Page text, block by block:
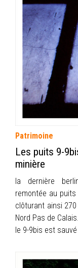
REPORTAGE
INFOS
PORTFOLIO
CONTACT
Patrimoine
Les puits 9-
minière
la dernière
remontée au
clôturant ainsi
Nord Pas de
le 9-9bis est sauvé